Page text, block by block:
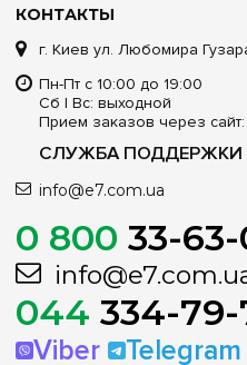
КОНТАКТЫ
г. Киев ул. Любомира
Пн-Пт с 10:00 до 19:00
Сб | Вс: выходной
Прием заказов через
СЛУЖБА ПОДДЕРЖКИ
info@e7.com.ua
0 800 33-
044 334-79-
Viber Telegram